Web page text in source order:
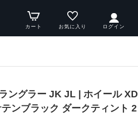
カート お気に入り ログイン
ングラー JK JL | ホイール XD
ンブラック ダークティント 2